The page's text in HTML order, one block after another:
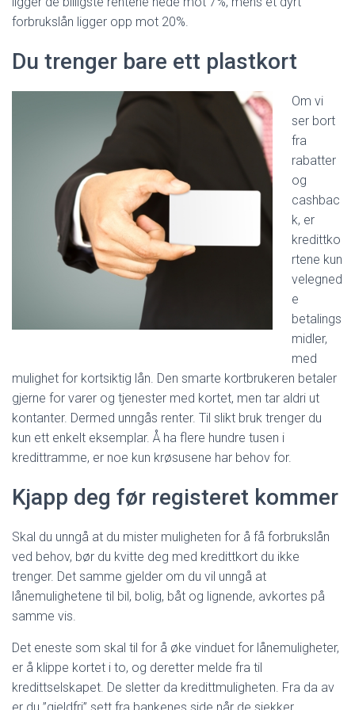
forbrukslån ligger opp mot 20%.
Du trenger bare ett plastkort
Om vi
ser bort
fra
rabatter
og
cashbac
k, er
kredittko
rtene kun
velegned
e
betalings
midler,
med
mulighet for kortsiktig lån. Den smarte kortbrukeren betaler
gjerne for varer og tjenester med kortet, men tar aldri ut
kontanter. Dermed unngås renter. Til slikt bruk trenger du
kun ett enkelt eksemplar. Å ha flere hundre tusen i
kredittramme, er noe kun krøsusene har behov for.
Kjapp deg før registeret kommer
Skal du unngå at du mister muligheten for å få forbrukslån
ved behov, bør du kvitte deg med kredittkort du ikke
trenger. Det samme gjelder om du vil unngå at
lånemulighetene til bil, bolig, båt og lignende, avkortes på
samme vis.
Det eneste som skal til for å øke vinduet for lånemuligheter,
er å klippe kortet i to, og deretter melde fra til
kredittselskapet. De sletter da kredittmuligheten. Fra da av
er du ”gjeldfri” sett fra bankenes side når de sjekker